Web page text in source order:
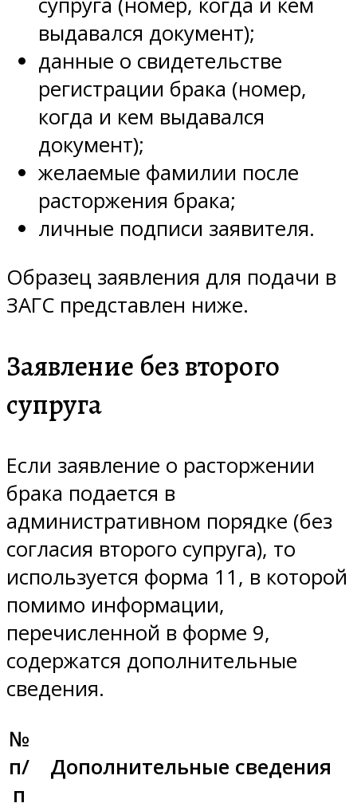
выдавался документ);
данные о свидетельстве
регистрации брака (номер,
когда и кем выдавался
документ);
желаемые фамилии после
расторжения брака;
личные подписи заявителя.
Образец заявления для подачи в
ЗАГС представлен ниже.
Заявление без второго
супруга
Если заявление о расторжении
брака подается в
административном порядке (без
согласия второго супруга), то
используется форма 11, в которой
помимо информации,
перечисленной в форме 9,
содержатся дополнительные
сведения.
№
п/
п
Дополнительные сведения